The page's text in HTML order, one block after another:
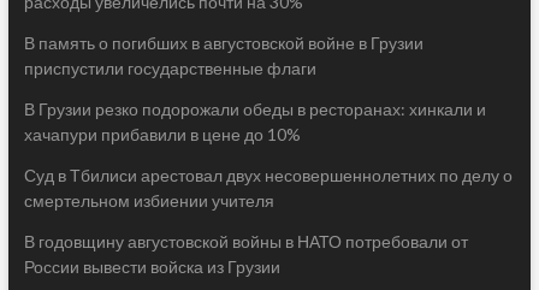
В память о погибших в августовской войне в Грузии
приспустили государственные флаги
В Грузии резко подорожали обеды в ресторанах: хинкали и
хачапури прибавили в цене до 10%
Суд в Тбилиси арестовал двух несовершеннолетних по делу о
смертельном избиении учителя
В годовщину августовской войны в НАТО потребовали от
России вывести войска из Грузии